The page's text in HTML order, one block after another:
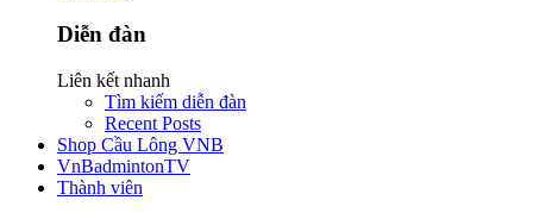
Diễn đàn
Liên kết nhanh
Tìm kiếm diễn đàn
Recent Posts
Shop Cầu Lông VNB
VnBadmintonTV
Thành viên